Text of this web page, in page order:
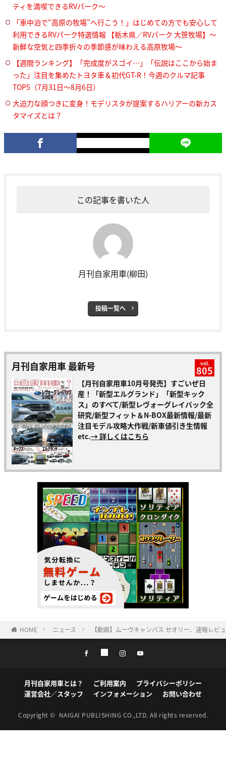
ティを満喫できるRVパーク～
「車中泊で“高原の牧場”へ行こう！」はじめての方でも安心して
利用できるRVパーク特選情報 【栃木県／RVパーク 大笹牧場】～
新鮮な空気と四季折々の季節感が味わえる高原牧場～
【週間ランキング】「完成度がスゴイ…」「伝説はここから始ま
った」注目を集めたトヨタ車＆初代GT-R！今週のクルマ記事
TOP5（7月31日〜8月6日）
大迫力な顔つきに変身！モデリスタが提案するハリアーの新カス
タマイズとは？
この記事を書いた人
月刊自家用車(柳田)
投稿一覧へ
月刊自家用車 最新号 vol.
805
【月刊自家用車10月号発売】すごいぜ日
産！「新型エルグランド」「新型キック
ス」のすべて/新型レヴォーグレイバック全
研究/新型フィット＆N-BOX最新情報/最新
注目モデル攻略大作戦/新車値引き生情報
etc.→ 詳しくはこちら
HOME ニュース 【動画】ムーヴキャンバス セオリー、速報レビ
月刊自家用車とは？ ご利用案内
プライバシーポリシー
運営会社／スタッフ
インフォメーション お問い合わせ
Copyright © NAIGAI PUBLISHING CO.,LTD. All rights reserved.